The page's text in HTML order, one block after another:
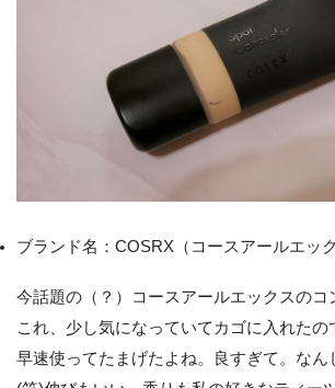
ブランド名：COSRX（コースアールエック
今話題の（？）コースアールエックスのコ
これ、少し気になっていてカゴに入れたの
早速使ってたまげたよね。良すぎて。なん